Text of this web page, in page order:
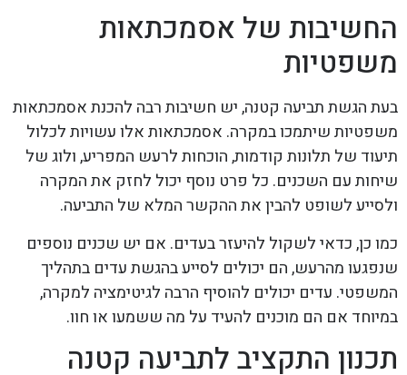
החשיבות של אסמכתאות
משפטיות
בעת הגשת תביעה קטנה, יש חשיבות רבה להכנת אסמכתאות
משפטיות שיתמכו במקרה. אסמכתאות אלו עשויות לכלול
תיעוד של תלונות קודמות, הוכחות לרעש המפריע, ולוג של
שיחות עם השכנים. כל פרט נוסף יכול לחזק את המקרה
ולסייע לשופט להבין את ההקשר המלא של התביעה.
כמו כן, כדאי לשקול להיעזר בעדים. אם יש שכנים נוספים
שנפגעו מהרעש, הם יכולים לסייע בהגשת עדים בתהליך
המשפטי. עדים יכולים להוסיף הרבה לגיטימציה למקרה,
במיוחד אם הם מוכנים להעיד על מה ששמעו או חוו.
תכנון התקציב לתביעה קטנה